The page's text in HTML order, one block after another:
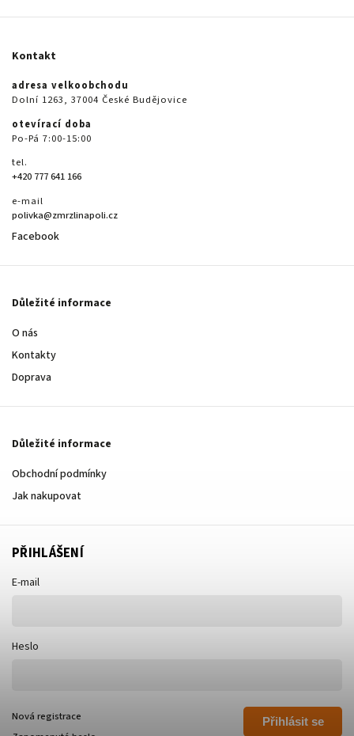
Kontakt
adresa velkoobchodu
Dolní 1263, 37004 České Budějovice
otevírací doba
Po-Pá 7:00-15:00
tel.
+420 777 641 166
e-mail
polivka@zmrzlinapoli.cz
Facebook
Důležité informace
O nás
Kontakty
Doprava
Důležité informace
Obchodní podmínky
Jak nakupovat
PŘIHLÁŠENÍ
E-mail
Heslo
Přihlásit se
Nová registrace